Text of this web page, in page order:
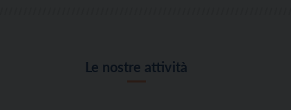
Le nostre attività